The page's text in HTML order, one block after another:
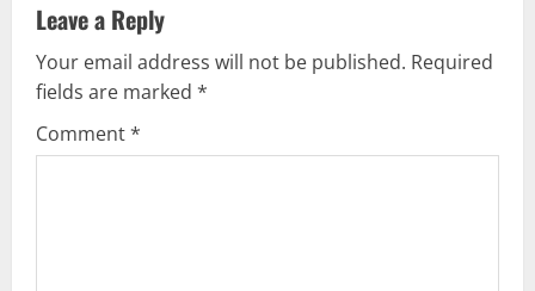
v
i
g
Leave a Reply
Your email address will not be published. Required
fields are marked *
Comment*